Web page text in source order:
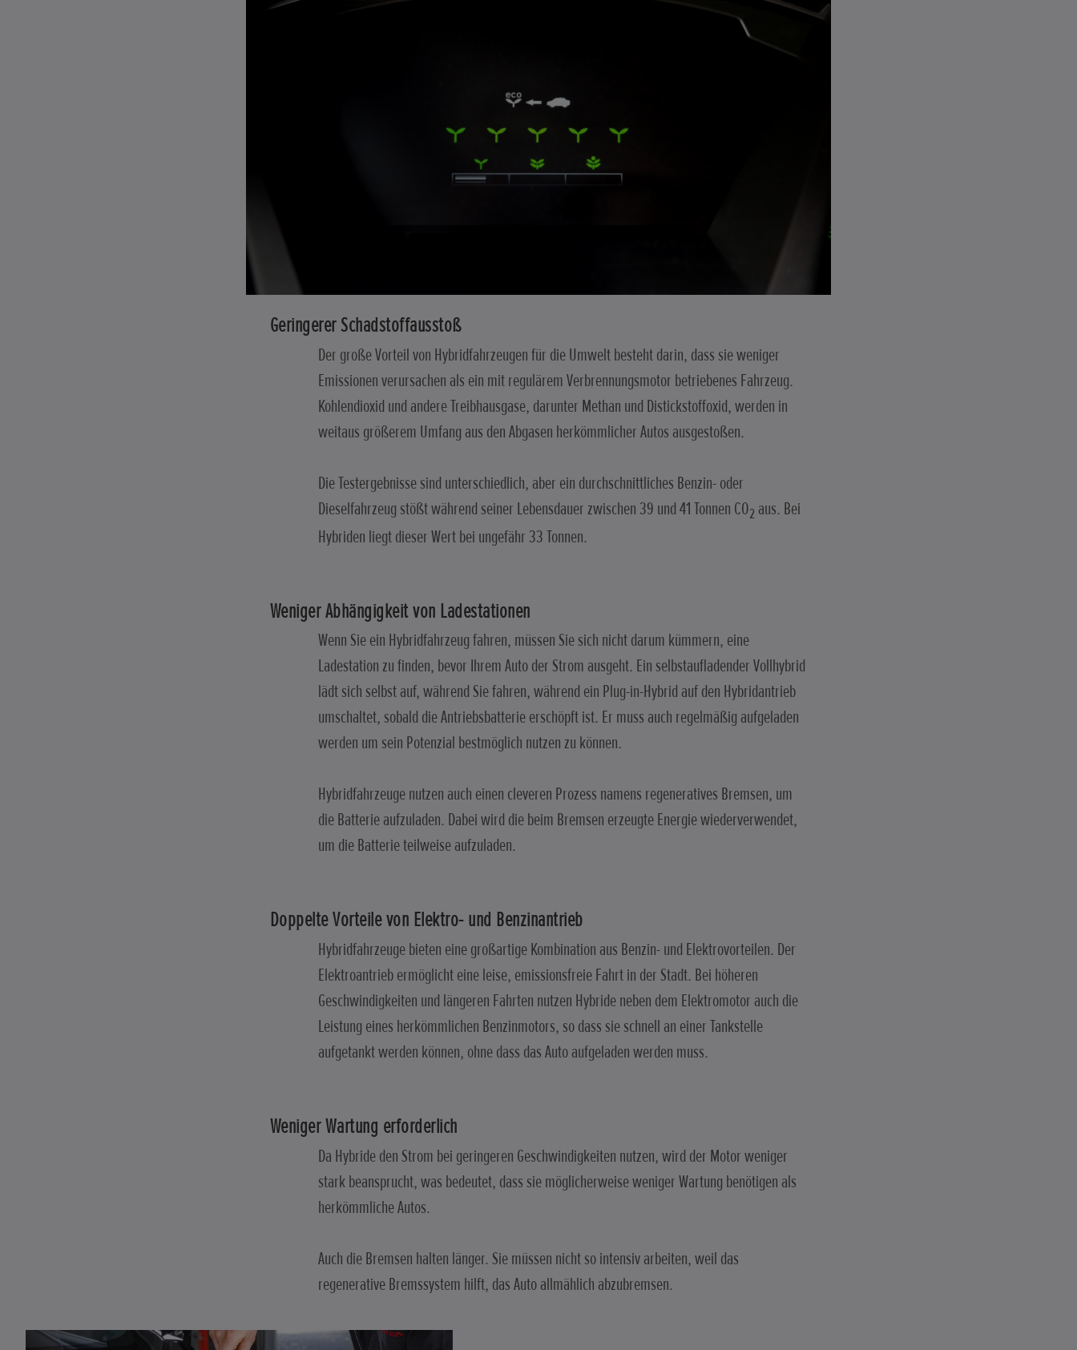
Geringerer Schadstoffausstoß
Der große Vorteil von Hybridfahrzeugen für die Umwelt besteht darin, dass sie weniger
Emissionen verursachen als ein mit regulärem Verbrennungsmotor betriebenes Fahrzeug.
Kohlendioxid und andere Treibhausgase, darunter Methan und Distickstoffoxid, werden in
weitaus größerem Umfang aus den Abgasen herkömmlicher Autos ausgestoßen.
Die Testergebnisse sind unterschiedlich, aber ein durchschnittliches Benzin- oder
Dieselfahrzeug stößt während seiner Lebensdauer zwischen 39 und 41 Tonnen CO2 aus. Bei
Hybriden liegt dieser Wert bei ungefähr 33 Tonnen.
Weniger Abhängigkeit von Ladestationen
Wenn Sie ein Hybridfahrzeug fahren, müssen Sie sich nicht darum kümmern, eine
Ladestation zu finden, bevor Ihrem Auto der Strom ausgeht. Ein selbstaufladender Vollhybrid
lädt sich selbst auf, während Sie fahren, während ein Plug-in-Hybrid auf den Hybridantrieb
umschaltet, sobald die Antriebsbatterie erschöpft ist. Er muss auch regelmäßig aufgeladen
werden um sein Potenzial bestmöglich nutzen zu können.
Hybridfahrzeuge nutzen auch einen cleveren Prozess namens regeneratives Bremsen, um
die Batterie aufzuladen. Dabei wird die beim Bremsen erzeugte Energie wiederverwendet,
um die Batterie teilweise aufzuladen.
Doppelte Vorteile von Elektro- und Benzinantrieb
Hybridfahrzeuge bieten eine großartige Kombination aus Benzin- und Elektrovorteilen. Der
Elektroantrieb ermöglicht eine leise, emissionsfreie Fahrt in der Stadt. Bei höheren
Geschwindigkeiten und längeren Fahrten nutzen Hybride neben dem Elektromotor auch die
Leistung eines herkömmlichen Benzinmotors, so dass sie schnell an einer Tankstelle
aufgetankt werden können, ohne dass das Auto aufgeladen werden muss.
Weniger Wartung erforderlich
Da Hybride den Strom bei geringeren Geschwindigkeiten nutzen, wird der Motor weniger
stark beansprucht, was bedeutet, dass sie möglicherweise weniger Wartung benötigen als
herkömmliche Autos.
Auch die Bremsen halten länger. Sie müssen nicht so intensiv arbeiten, weil das
regenerative Bremssystem hilft, das Auto allmählich abzubremsen.